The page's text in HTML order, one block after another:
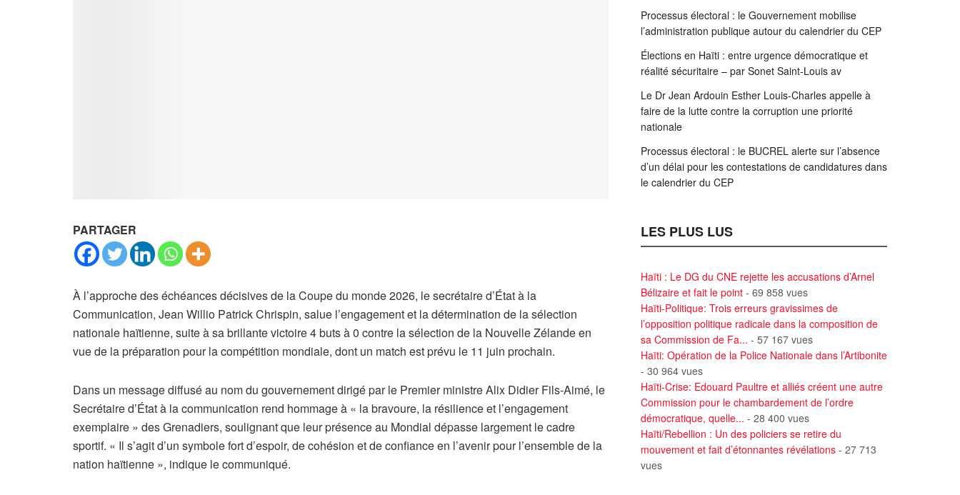
PARTAGER
À l’approche des échéances décisives de la Coupe du monde 2026, le secrétaire d’État à la
Communication, Jean Willio Patrick Chrispin, salue l’engagement et la détermination de la sélection
nationale haïtienne, suite à sa brillante victoire 4 buts à 0 contre la sélection de la Nouvelle Zélande en
vue de la préparation pour la compétition mondiale, dont un match est prévu le 11 juin prochain.
Dans un message diffusé au nom du gouvernement dirigé par le Premier ministre Alix Didier Fils-Aimé, le
Secrétaire d’État à la communication rend hommage à « la bravoure, la résilience et l’engagement
exemplaire » des Grenadiers, soulignant que leur présence au Mondial dépasse largement le cadre
sportif. « Il s’agit d’un symbole fort d’espoir, de cohésion et de confiance en l’avenir pour l’ensemble de la
nation haïtienne », indique le communiqué.
Processus électoral : le Gouvernement mobilise
l’administration publique autour du calendrier du CEP
Élections en Haïti : entre urgence démocratique et
réalité sécuritaire – par Sonet Saint-Louis av
Le Dr Jean Ardouin Esther Louis-Charles appelle à
faire de la lutte contre la corruption une priorité
nationale
Processus électoral : le BUCREL alerte sur l’absence
d’un délai pour les contestations de candidatures dans
le calendrier du CEP
LES PLUS LUS
Haïti : Le DG du CNE rejette les accusations d’Arnel
Bélizaire et fait le point - 69 858 vues
Haïti-Politique: Trois erreurs gravissimes de
l’opposition politique radicale dans la composition de
sa Commission de Fa... - 57 167 vues
Haïti: Opération de la Police Nationale dans l’Artibonite
- 30 964 vues
Haïti-Crise: Edouard Paultre et alliés créent une autre
Commission pour le chambardement de l’ordre
démocratique, quelle... - 28 400 vues
Haïti/Rebellion : Un des policiers se retire du
mouvement et fait d’étonnantes révélations - 27 713
vues